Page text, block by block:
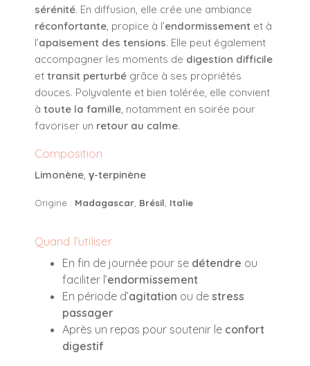
sérénité. En diffusion, elle crée une ambiance
réconfortante, propice à l’endormissement et à
l’apaisement des tensions. Elle peut également
accompagner les moments de digestion difficile
et transit perturbé grâce à ses propriétés
douces. Polyvalente et bien tolérée, elle convient
à toute la famille, notamment en soirée pour
favoriser un retour au calme.
Composition
Limonène, γ-terpinène
Origine : Madagascar Brésil Italie
Quand l’utiliser
En fin de journée pour se détendre ou
faciliter l’endormissement
En période d’agitation ou de stress
passager
Après un repas pour soutenir le confort
digestif